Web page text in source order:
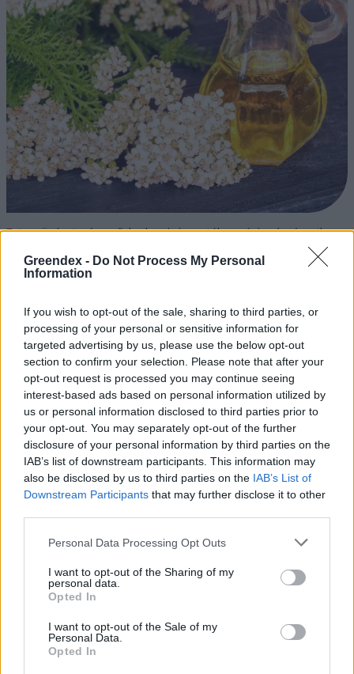
Greendex - Do Not Process My Personal
Information
If you wish to opt-out of the sale, sharing to third parties, or
processing of your personal or sensitive information for
targeted advertising by us, please use the below opt-out
section to confirm your selection. Please note that after your
opt-out request is processed you may continue seeing
interest-based ads based on personal information utilized by
us or personal information disclosed to third parties prior to
your opt-out. You may separately opt-out of the further
disclosure of your personal information by third parties on the
IAB’s list of downstream participants. This information may
also be disclosed by us to third parties on the IAB’s List of
Downstream Participants that may further disclose it to other
Personal Data Processing Opt Outs
I want to opt-out of the Sharing of my
personal data.
Opted In
I want to opt-out of the Sale of my
Personal Data.
Opted In
Ezt a növényt már az őskorban is ismerték, a népi gyógyászatban
Születésnapi programokkal várja a
hétvégén a közönséget a 160 éves
Fővárosi Állatkert
ÉLŐ BOLYGÓNK
Szedd magad őszibarack: itt vannak
a legjobb lelőhelyek!